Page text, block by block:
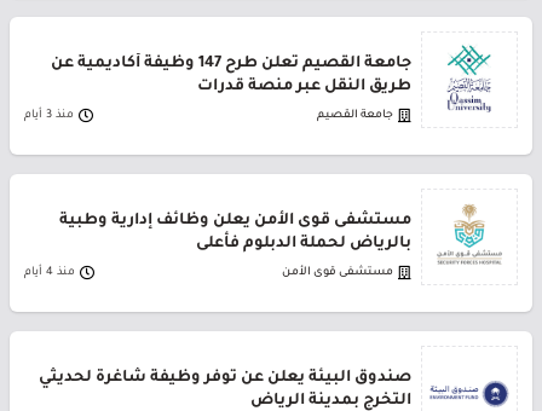
جامعة القصيم تعلن طرح 147 وظيفة أكاديمية عن
طريق النقل عبر منصة قدرات
جامعة القصيم منذ 3 أيام
مستشفى قوى الأمن يعلن وظائف إدارية وطبية
بالرياض لحملة الدبلوم فأعلى
مستشفى قوى الأمن منذ 4 أيام
صندوق البيئة يعلن عن توفر وظيفة شاغرة لحديثي
التخرج بمدينة الرياض